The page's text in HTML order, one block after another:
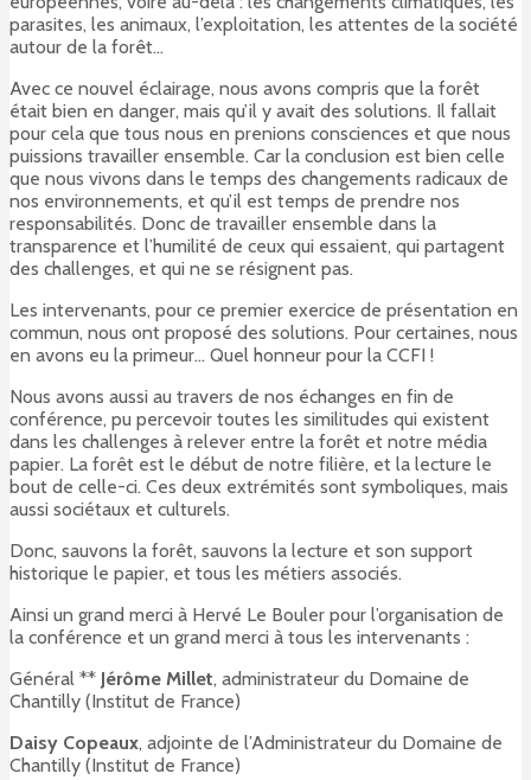
parasites, les animaux, l’exploitation, les attentes de la société
autour de la forêt…
Avec ce nouvel éclairage, nous avons compris que la forêt
était bien en danger, mais qu’il y avait des solutions. Il fallait
pour cela que tous nous en prenions consciences et que nous
puissions travailler ensemble. Car la conclusion est bien celle
que nous vivons dans le temps des changements radicaux de
nos environnements, et qu’il est temps de prendre nos
responsabilités. Donc de travailler ensemble dans la
transparence et l’humilité de ceux qui essaient, qui partagent
des challenges, et qui ne se résignent pas.
Les intervenants, pour ce premier exercice de présentation en
commun, nous ont proposé des solutions. Pour certaines, nous
en avons eu la primeur… Quel honneur pour la CCFI !
Nous avons aussi au travers de nos échanges en fin de
conférence, pu percevoir toutes les similitudes qui existent
dans les challenges à relever entre la forêt et notre média
papier. La forêt est le début de notre filière, et la lecture le
bout de celle-ci. Ces deux extrémités sont symboliques, mais
aussi sociétaux et culturels.
Donc, sauvons la forêt, sauvons la lecture et son support
historique le papier, et tous les métiers associés.
Ainsi un grand merci à Hervé Le Bouler pour l’organisation de
la conférence et un grand merci à tous les intervenants :
Général ** Jérôme Millet, administrateur du Domaine de
Chantilly (Institut de France)
Daisy Copeaux, adjointe de l’Administrateur du Domaine de
Chantilly (Institut de France)